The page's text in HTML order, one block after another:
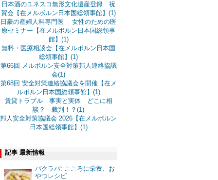
日本酒のユネスコ無形文化遺産登録 祝
賀会【在メルボルン日本国総領事館】(1)
日豪の産婦人科専門医 女性のための医
療セミナー【在メルボルン日本国総領事
館】(1)
無料・医療相談会【在メルボルン日本国
総領事館】(1)
第66回 メルボルン安全対策邦人連絡協議
会(1)
第68回 安全対策連絡協議会を開催【在メ
ルボルン日本国総領事館】(1)
賃貸トラブル 事実と実体 どこに相
談？ 裁判！？(1)
邦人安全対策協議会 2026【在メルボルン
日本国総領事館】(1)
記事 最新情報
バクラバ: こころに栄養、お
やつレシピ